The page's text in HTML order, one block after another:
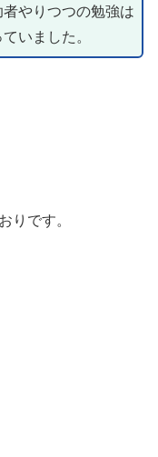
やりつつの勉強は
いました。
りです。